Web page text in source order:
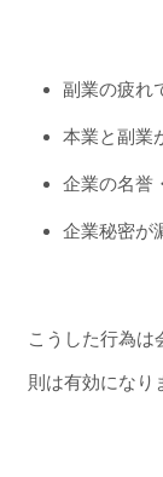
副業の疲れ
本業と副業
企業の名誉
企業秘密が
こうした行為は
則は有効になり